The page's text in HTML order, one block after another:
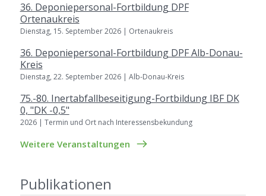
36. Deponiepersonal-Fortbildung DPF
Ortenaukreis
Dienstag, 15. September 2026 | Ortenaukreis
36. Deponiepersonal-Fortbildung DPF Alb-Donau-
Kreis
Dienstag, 22. September 2026 | Alb-Donau-Kreis
75.-80. Inertabfallbeseitigung-Fortbildung IBF DK
0, "DK -0,5"
2026 | Termin und Ort nach Interessensbekundung
Weitere Veranstaltungen
Publikationen